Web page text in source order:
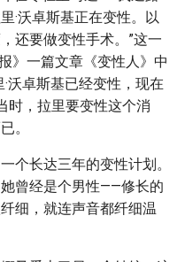
·沃卓斯基正在变性。以
还要做变性手术。”这一
》一篇文章《变性人》中
沃卓斯基已经变性，现在
时，拉里要变性这个消
。
个长达三年的变性计划。
曾经是个男性——修长的
细，就连声音都纤细温